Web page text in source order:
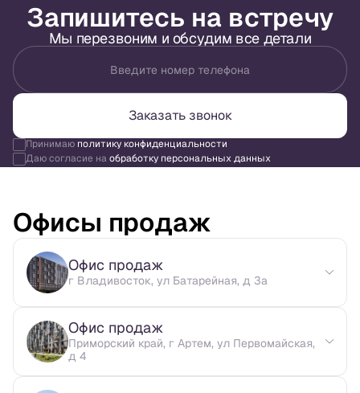
Запишитесь на встречу
Мы перезвоним и обсудим все детали
Введите номер телефона
Заказать звонок
Принимаю политику конфиденциальности
Даю согласие наобработку персональных данных
Офисы продаж
Офис продаж
г Владивосток, ул Батарейная, д 3а
Офис продаж
Приморский край, г Артем, ул Первомайская,
д 4